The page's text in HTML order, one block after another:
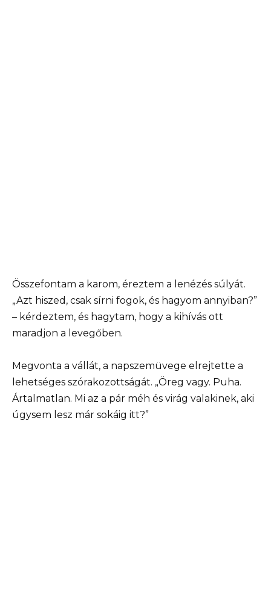
Összefontam a karom, éreztem a lenézés súlyát.
„Azt hiszed, csak sírni fogok, és hagyom annyiban?”
– kérdeztem, és hagytam, hogy a kihívás ott
maradjon a levegőben.
Megvonta a vállát, a napszemüvege elrejtette a
lehetséges szórakozottságát. „Öreg vagy. Puha.
Ártalmatlan. Mi az a pár méh és virág valakinek, aki
úgysem lesz már sokáig itt?”